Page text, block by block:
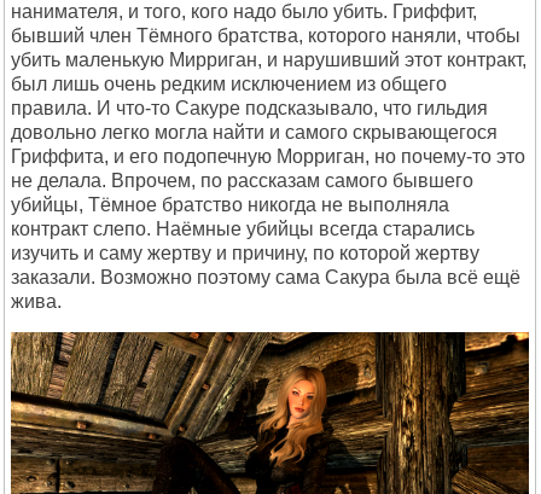
нанимателя, и того, кого надо было убить. Гриффит,
бывший член Тёмного братства, которого наняли, чтобы
убить маленькую Мирриган, и нарушивший этот контракт,
был лишь очень редким исключением из общего
правила. И что-то Сакуре подсказывало, что гильдия
довольно легко могла найти и самого скрывающегося
Гриффита, и его подопечную Морриган, но почему-то это
не делала. Впрочем, по рассказам самого бывшего
убийцы, Тёмное братство никогда не выполняла
контракт слепо. Наёмные убийцы всегда старались
изучить и саму жертву и причину, по которой жертву
заказали. Возможно поэтому сама Сакура была всё ещё
жива.